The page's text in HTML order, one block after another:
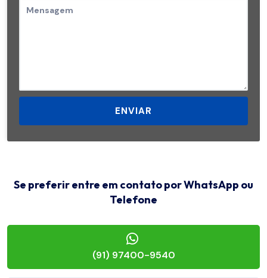
ENVIAR
Se preferir entre em contato por WhatsApp ou
Telefone
(91) 97400-9540